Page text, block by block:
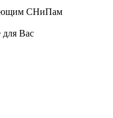
СНиПам
Вас